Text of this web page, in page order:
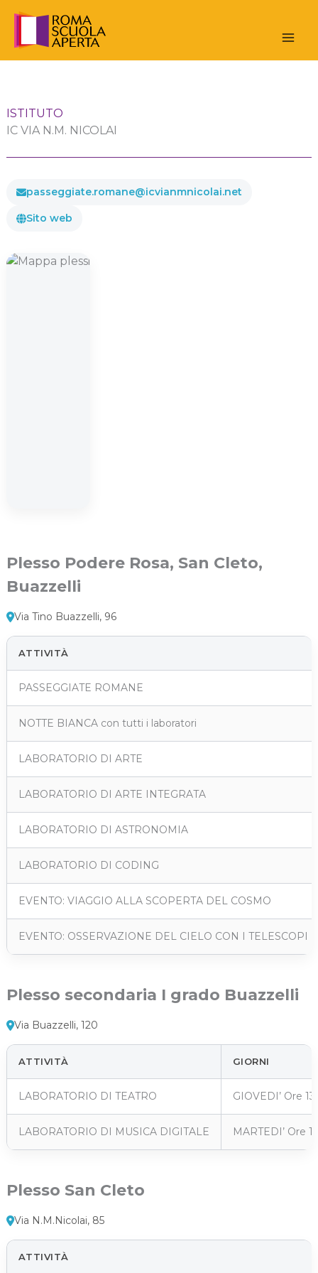
contenuto
ISTITUTO
IC VIA N.M. NICOLAI
passeggiate.romane@icvianmnicolai.net
Sito web
Plesso Podere Rosa, San Cleto,
Buazzelli
Via Tino Buazzelli, 96
ATTIVITÀ
PASSEGGIATE ROMANE
NOTTE BIANCA con tutti i laboratori
LABORATORIO DI ARTE
LABORATORIO DI ARTE INTEGRATA
LABORATORIO DI ASTRONOMIA
LABORATORIO DI CODING
EVENTO: VIAGGIO ALLA SCOPERTA DEL COSMO
EVENTO: OSSERVAZIONE DEL CIELO CON I TELESCOPI
Plesso secondaria I grado Buazzelli
Via Buazzelli, 120
ATTIVITÀ GIORNI
LABORATORIO DI TEATRO GIOVEDI’ Ore
LABORATORIO DI MUSICA DIGITALE MARTEDI’ Ore
Plesso San Cleto
Via N.M.Nicolai, 85
ATTIVITÀ